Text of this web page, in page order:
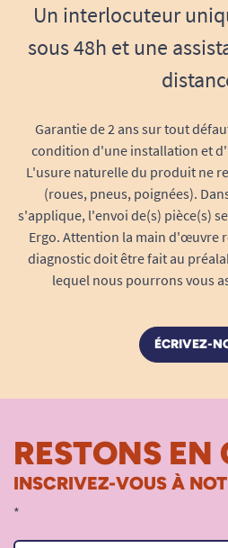
Un interlocuteur
sous 48h et une
Garantie de 2 ans sur tout
condition d'une installation et
L'usure naturelle du produit ne
(roues, pneus, poignées).
s'applique, l'envoi de(s) pièce(s)
Ergo. Attention la main d'œuvre
diagnostic doit être fait au
lequel nous pourrons vous
ÉCRIVEZ-
RESTONS
INSCRIVEZ-VOUS À
*